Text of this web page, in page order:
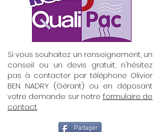
Si vous souhaitez un renseignement, un
conseil ou un devis gratuit, n'hésitez
pas à contacter par téléphone Olivier
BEN NADRY (Gérant) ou en déposant
votre demande sur notre formulaire de
contact.
Partager